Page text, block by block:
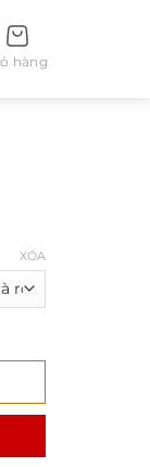
hàng
XÓA
lượng